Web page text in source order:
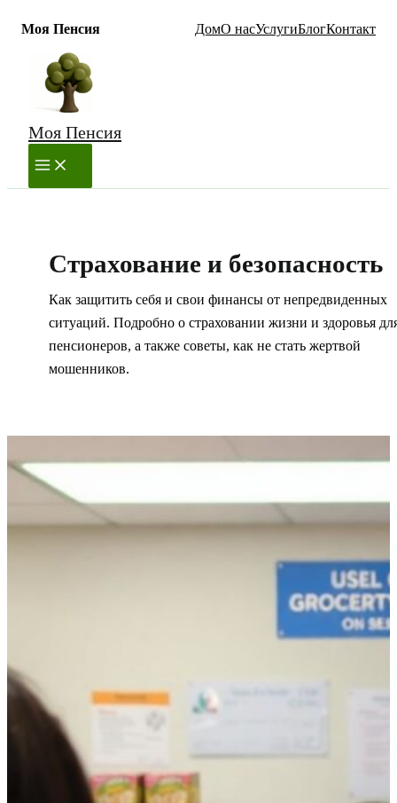
Моя Пенсия ДомО насУслугиБлогКонтакт
Перейти
содержимому
Моя Пенсия
MAIN
MENU
Страхование и безопасность
Как защитить себя и свои финансы от непредвиденных
ситуаций. Подробно о страховании жизни и здоровья
пенсионеров, а также советы, как не стать жертвой
мошенников.